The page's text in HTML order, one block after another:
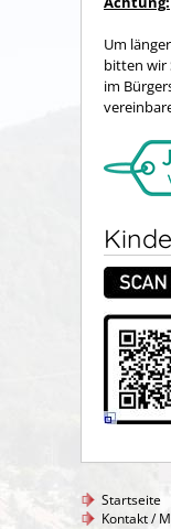
Um
bitten wir
im
Startseite
Kontakt /